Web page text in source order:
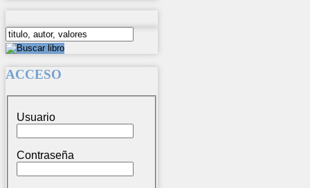
ACCESO
Usuario
Contraseña